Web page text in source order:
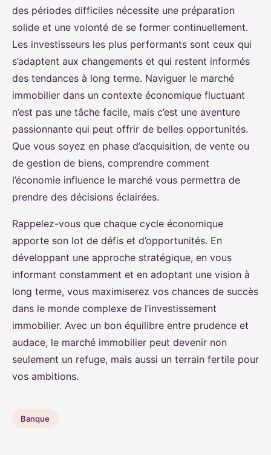
des périodes difficiles nécessite une préparation
solide et une volonté de se former continuellement.
Les investisseurs les plus performants sont ceux qui
s’adaptent aux changements et qui restent informés
des tendances à long terme. Naviguer le marché
immobilier dans un contexte économique fluctuant
n’est pas une tâche facile, mais c’est une aventure
passionnante qui peut offrir de belles opportunités.
Que vous soyez en phase d’acquisition, de vente ou
de gestion de biens, comprendre comment
l’économie influence le marché vous permettra de
prendre des décisions éclairées.
Rappelez-vous que chaque cycle économique
apporte son lot de défis et d’opportunités. En
développant une approche stratégique, en vous
informant constamment et en adoptant une vision à
long terme, vous maximiserez vos chances de succès
dans le monde complexe de l’investissement
immobilier. Avec un bon équilibre entre prudence et
audace, le marché immobilier peut devenir non
seulement un refuge, mais aussi un terrain fertile pour
vos ambitions.
Banque